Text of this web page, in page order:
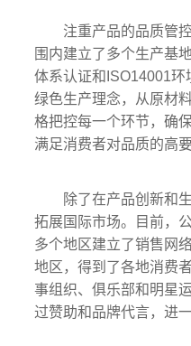
注重产品的品质管
围内建立了多个生产基
体系认证和ISO14001
绿色生产理念，从原材
格把控每一个环节，确
满足消费者对品质的高要
除了在产品创新和
拓展国际市场。目前，
多个地区建立了销售网
地区，得到了各地消费
事组织、俱乐部和明星
过赞助和品牌代言，进